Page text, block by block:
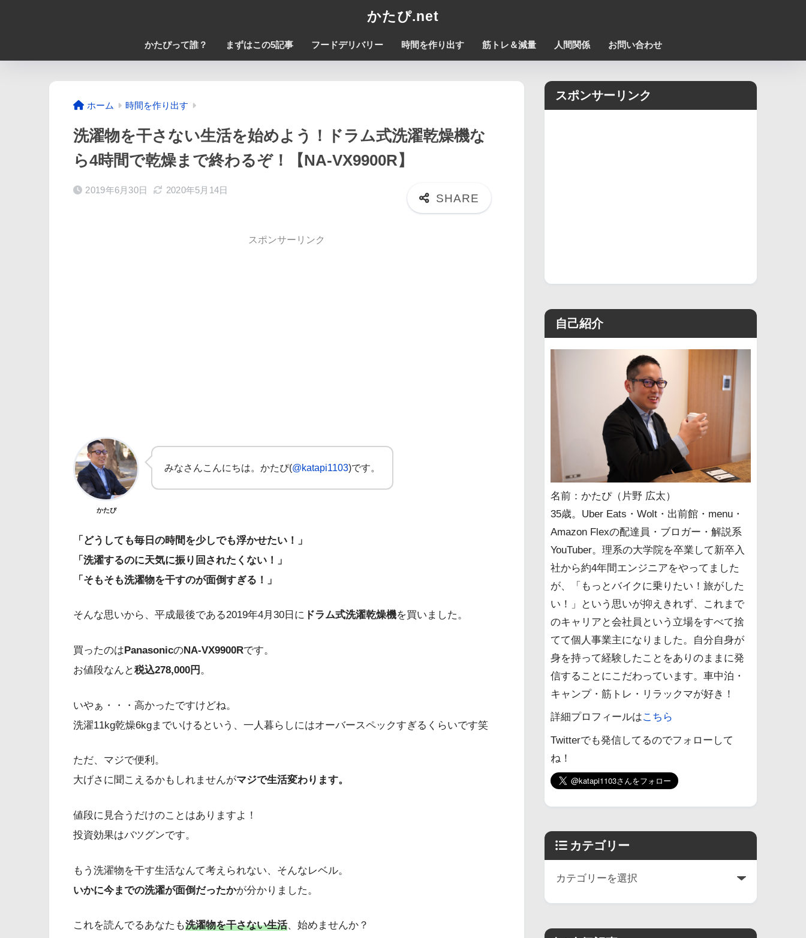
かたぴ.net
かたぴって誰？ まずはこの5記事 フードデリバリー 時間を作り出す 筋トレ＆減量 人間関係 お問い合わせ
ホーム 時間を作り出す
洗濯物を干さない生活を始めよう！ドラム式洗濯乾燥機な
ら4時間で乾燥まで終わるぞ！【NA-VX9900R】
2019年6月30日 2020年5月14日
スポンサーリンク
かたぴ
みなさんこんにちは。かたぴ(@katapi1103)です。
「どうしても毎日の時間を少しでも浮かせたい！」
「洗濯するのに天気に振り回されたくない！」
「そもそも洗濯物を干すのが面倒すぎる！」
そんな思いから、平成最後である2019年4月30日に ドラム式洗濯乾燥機を買いました。
買ったのはPanasonicのNA-VX9900Rです。
お値段なんと税込278,000円 。
いやぁ・・・高かったですけどね。
洗濯11kg乾燥6kgまでいけるという、一人暮らしにはオーバースペックすぎるくらいです笑
ただ、マジで便利。
大げさに聞こえるかもしれませんがマジで生活変わります。
値段に見合うだけのことはありますよ！
投資効果はバツグンです。
もう洗濯物を干す生活なんて考えられない、そんなレベル。
いかに今までの洗濯が面倒だったかが分かりました。
これを読んでるあなたも洗濯物を干さない生活、始めませんか？
スポンサーリンク
自己紹介
名前：かたぴ（片野 広太）
35歳。Uber Eats・Wolt・出前館・menu・
Amazon Flexの配達員・ブロガー・解説系
YouTuber。理系の大学院を卒業して新卒入
社から約4年間エンジニアをやってました
が、「もっとバイクに乗りたい！旅がした
い！」という思いが抑えきれず、これまで
のキャリアと会社員という立場をすべて捨
てて個人事業主になりました。自分自身が
身を持って経験したことをありのままに発
信することにこだわっています。車中泊・
キャンプ・筋トレ・リラックマが好き！
詳細プロフィールはこちら
Twitterでも発信してるのでフォローして
ね！
カテゴリー